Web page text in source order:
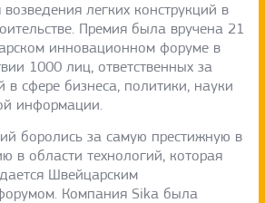
легких конструкций в
Премия была вручена 21
инновационном форуме в
1000 лиц, ответственных за
в сфере бизнеса, политики, науки
информации.
боролись за самую престижную в
в области технологий, которая
Швейцарским
Компания Sika была